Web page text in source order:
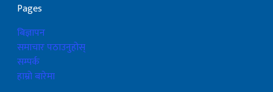
Pages
बिज्ञापन
समाचार पठाउनुहोस्
सम्पर्क
हाम्रो बारेमा